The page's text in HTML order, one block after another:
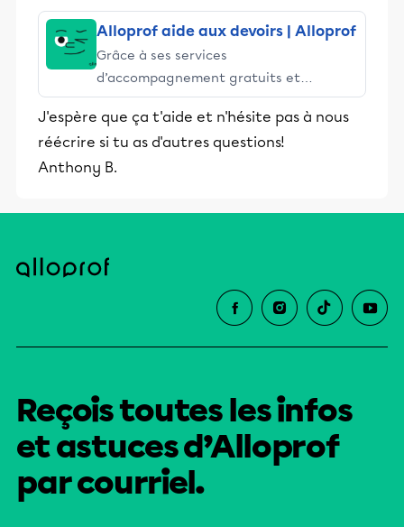
Alloprof aide aux devoirs | Alloprof
Grâce à ses services
d’accompagnement gratuits et
stimulants, Alloprof engage les élèves
et leurs parents dans la réussite
éducative.
J'espère que ça t'aide et n'hésite pas à nous
réécrire si tu as d'autres questions!
Anthony B.
Reçois toutes les infos
et astuces d’Alloprof
par courriel.